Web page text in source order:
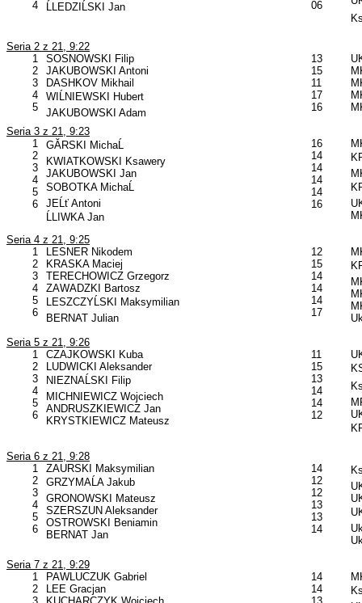
4 ĹLEDZIĹSKI Jan 06
Seria 2 z 21, 9:22
1
2
3
4
5
SOSNOWSKI Filip
JAKUBOWSKI Antoni
DASHKOV Mikhail
WIĹNIEWSKI Hubert
JAKUBOWSKI Adam
13
15
11
17
16
Seria 3 z 21, 9:23
1
2
3
4
5
6
GĂRSKI MichaĹ
KWIATKOWSKI Ksawery
JAKUBOWSKI Jan
SOBOTKA MichaĹ
JEĹť Antoni
ĹLIWKA Jan
16
14
14
14
14
16
Seria 4 z 21, 9:25
1
2
3
4
5
6
LESNER Nikodem
KRASKA Maciej
TERECHOWICZ Grzegorz
ZAWADZKI Bartosz
LESZCZYĹSKI Maksymilian
BERNAT Julian
12
15
14
14
14
17
Seria 5 z 21, 9:26
1
2
3
4
5
6
CZAJKOWSKI Kuba
LUDWICKI Aleksander
NIEZNAĹSKI Filip
MICHNIEWICZ Wojciech
ANDRUSZKIEWICZ Jan
KRYSTKIEWICZ Mateusz
11
15
13
14
14
12
Seria 6 z 21, 9:28
1
2
3
4
5
6
ZAURSKI Maksymilian
GRZYMAĹA Jakub
GRONOWSKI Mateusz
SZERSZUN Aleksander
OSTROWSKI Beniamin
BERNAT Jan
14
12
12
13
13
14
Seria 7 z 21, 9:29
1
2
PAWLUCZUK Gabriel
LEE Gracjan
14
14